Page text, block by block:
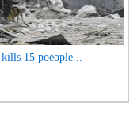
15 poeople...